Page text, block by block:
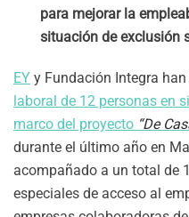
para mejorar la
situación de exclusión
EY y Fundación Integra
laboral de 12 personas en
marco del proyecto “De
durante el último año en
acompañado a un total de
especiales de acceso al